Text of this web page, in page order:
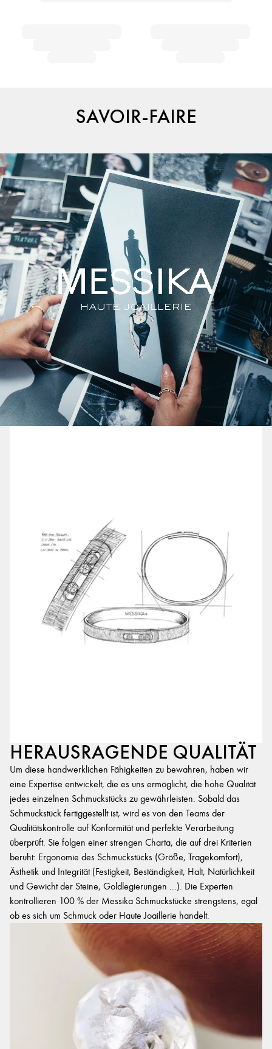
SAVOIR-FAIRE
HERAUSRAGENDE QUALITÄT
Um diese handwerklichen Fähigkeiten zu bewahren, haben wir
eine Expertise entwickelt, die es uns ermöglicht, die hohe Qualität
jedes einzelnen Schmuckstücks zu gewährleisten. Sobald das
Schmuckstück fertiggestellt ist, wird es von den Teams der
Qualitätskontrolle auf Konformität und perfekte Verarbeitung
überprüft. Sie folgen einer strengen Charta, die auf drei Kriterien
beruht: Ergonomie des Schmuckstücks (Größe, Tragekomfort),
Ästhetik und Integrität (Festigkeit, Beständigkeit, Halt, Natürlichkeit
und Gewicht der Steine, Goldlegierungen ...). Die Experten
kontrollieren 100 % der Messika Schmuckstücke strengstens, egal
ob es sich um Schmuck oder Haute Joaillerie handelt.